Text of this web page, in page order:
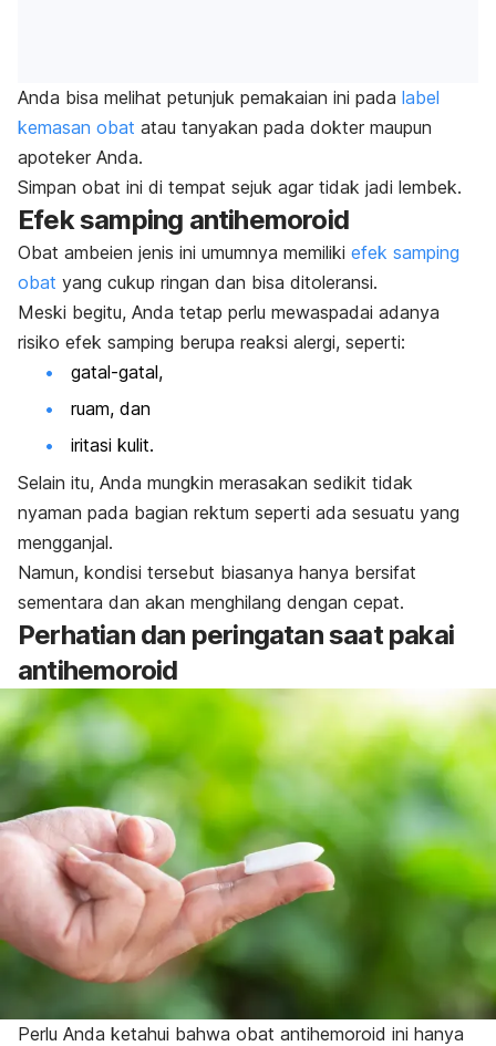
Anda bisa melihat petunjuk pemakaian ini pada label
kemasan obat atau tanyakan pada dokter maupun
apoteker Anda.
Simpan obat ini di tempat sejuk agar tidak jadi lembek.
Efek samping antihemoroid
Obat ambeien jenis ini umumnya memiliki efek samping
obat yang cukup ringan dan bisa ditoleransi.
Meski begitu, Anda tetap perlu mewaspadai adanya
risiko efek samping berupa reaksi alergi, seperti:
gatal-gatal,
ruam, dan
iritasi kulit.
Selain itu, Anda mungkin merasakan sedikit tidak
nyaman pada bagian rektum seperti ada sesuatu yang
mengganjal.
Namun, kondisi tersebut biasanya hanya bersifat
sementara dan akan menghilang dengan cepat.
Perhatian dan peringatan saat pakai
antihemoroid
Perlu Anda ketahui bahwa obat antihemoroid ini hanya